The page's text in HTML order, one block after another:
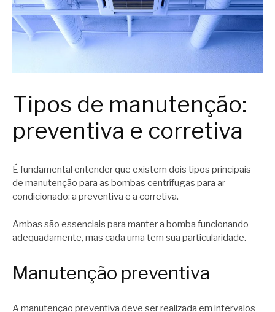
Tipos de manutenção:
preventiva e corretiva
É fundamental entender que existem dois tipos principais
de manutenção para as bombas centrífugas para ar-
condicionado: a preventiva e a corretiva.
Ambas são essenciais para manter a bomba funcionando
adequadamente, mas cada uma tem sua particularidade.
Manutenção preventiva
A manutenção preventiva deve ser realizada em intervalos